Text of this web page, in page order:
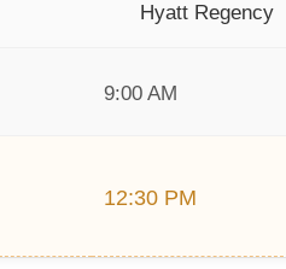
Hyatt Regency
9:00 AM
12:30 PM